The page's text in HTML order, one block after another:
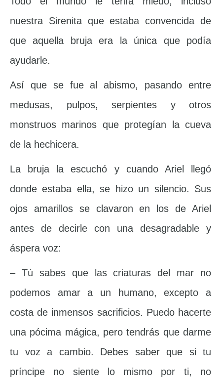
nuestra Sirenita que estaba convencida de
que aquella bruja era la única que podía
ayudarle.
Así que se fue al abismo, pasando entre
medusas, pulpos, serpientes y otros
monstruos marinos que protegían la cueva
de la hechicera.
La bruja la escuchó y cuando Ariel llegó
donde estaba ella, se hizo un silencio. Sus
ojos amarillos se clavaron en los de Ariel
antes de decirle con una desagradable y
áspera voz:
– Tú sabes que las criaturas del mar no
podemos amar a un humano, excepto a
costa de inmensos sacrificios. Puedo hacerte
una pócima mágica, pero tendrás que darme
tu voz a cambio. Debes saber que si tu
príncipe no siente lo mismo por ti, no